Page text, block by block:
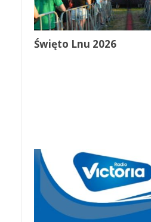
Święto Lnu 2026